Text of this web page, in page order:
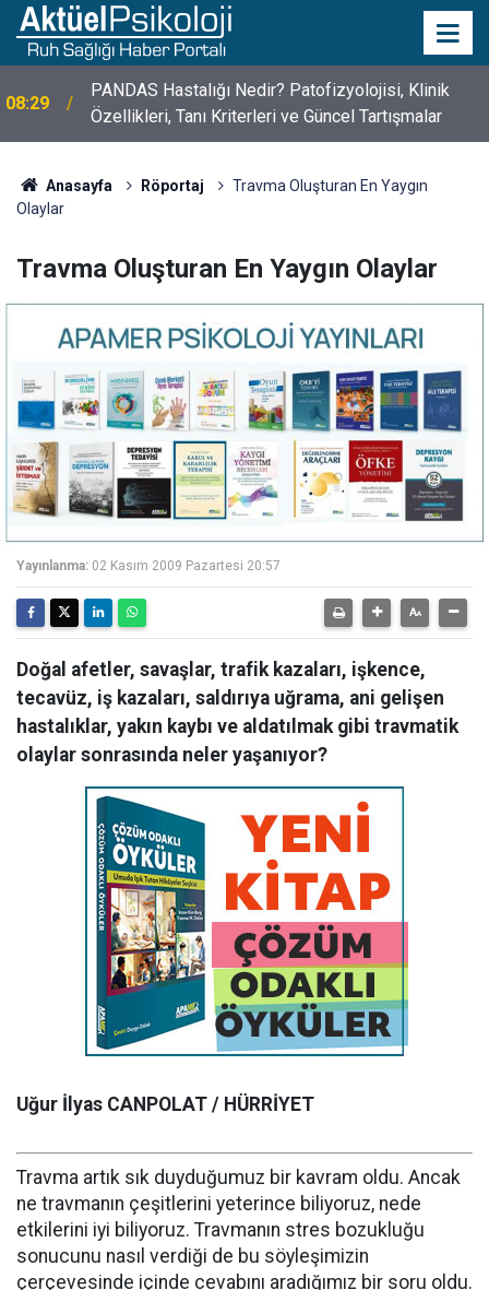
10:30
10 Mayıs Psikologlar Günü Nasıl Ortaya Çıktı? 10
Mayıs Tarihinin Hikayesi
Anasayfa Röportaj
Travma Oluşturan En Yaygın
Olaylar
Travma Oluşturan En Yaygın Olaylar
Yayınlanma: 02 Kasım 2009 Pazartesi 20:57
Doğal afetler, savaşlar, trafik kazaları, işkence,
tecavüz, iş kazaları, saldırıya uğrama, ani gelişen
hastalıklar, yakın kaybı ve aldatılmak gibi travmatik
olaylar sonrasında neler yaşanıyor?
Uğur İlyas CANPOLAT / HÜRRİYET
Travma artık sık duyduğumuz bir kavram oldu. Ancak
ne travmanın çeşitlerini yeterince biliyoruz, nede
etkilerini iyi biliyoruz. Travmanın stres bozukluğu
sonucunu nasıl verdiği de bu söyleşimizin
çerçevesinde içinde cevabını aradığımız bir soru oldu.